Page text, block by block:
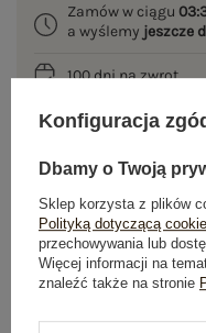
Zamów w ciągu
a wyślemy jeszcze
100 dni na zwrot
OPIS PRODUKTU
GŁÓWNE PARAMETRY
OPINIE O PRODUKCIE (0)
Konfiguracja
Dbamy o Twoją
Sklep korzysta z plików
Polityką dotyczącą
przechowywania lub
Więcej informacji na
znaleźć także na stronie